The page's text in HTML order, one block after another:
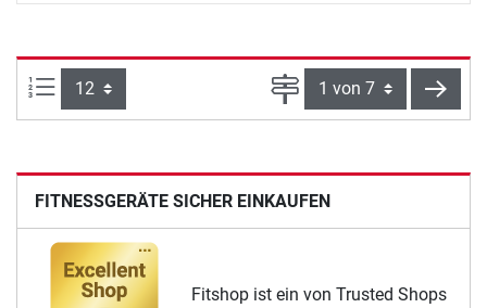
Artikel pro Seite: Seite
FITNESSGERÄTE SICHER EINKAUFEN
Fitshop ist ein von Trusted Shops